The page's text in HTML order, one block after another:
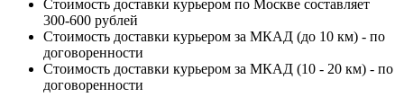
Стоимость доставки курьером по Москве составляет
300-600 рублей
Стоимость доставки курьером за МКАД (до 10 км) - по
договоренности
Стоимость доставки курьером за МКАД (10 - 20 км) - по
договоренности